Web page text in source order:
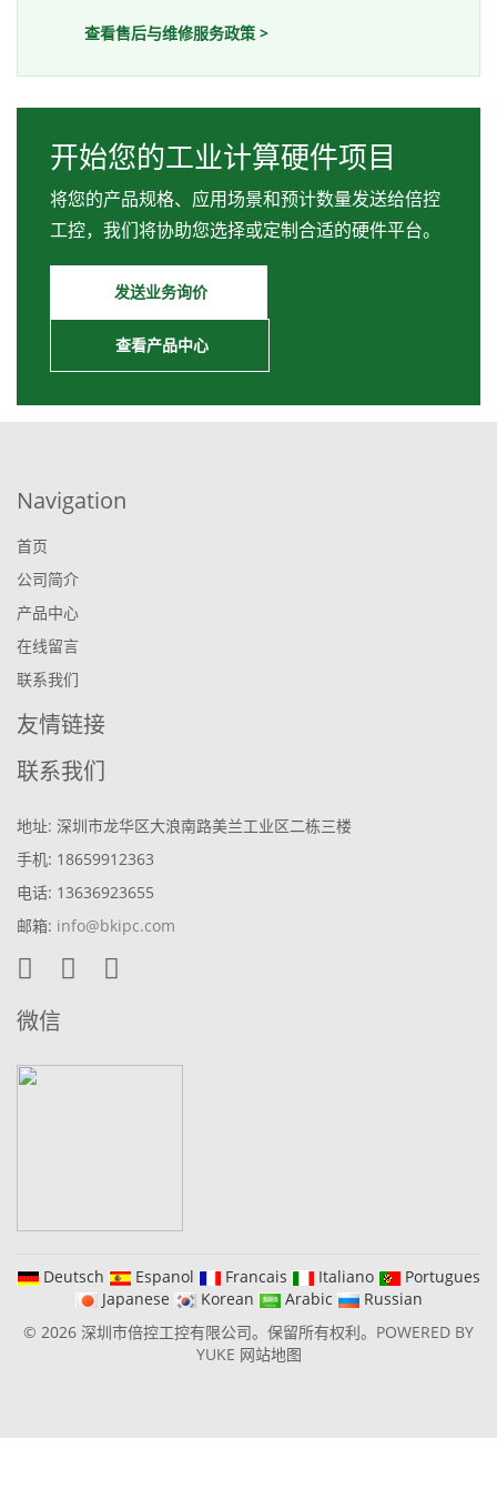
查看售后与维修服务政策 >
开始您的工业计算硬件项目
将您的产品规格、应用场景和预计数量发送给倍控
工控，我们将协助您选择或定制合适的硬件平台。
发送业务询价
查看产品中心
Navigation
首页
公司简介
产品中心
在线留言
联系我们
友情链接
联系我们
地址: 深圳市龙华区大浪南路美兰工业区二栋三楼
手机: 18659912363
电话: 13636923655
邮箱: info@bkipc.com
微信
Deutsch Espanol Francais Italiano
Portugues
Japanese
Korean Arabic
Russian
© 2026 深圳市倍控工控有限公司。保留所有权利。 POWERED BY
YUKE 网站地图